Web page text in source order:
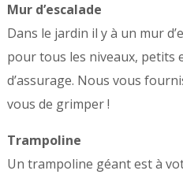
Mur d’escalade
Dans le jardin il y à un mur
pour tous les niveaux, petits
d’assurage. Nous vous
vous de grimper !
Trampoline
Un trampoline géant est à